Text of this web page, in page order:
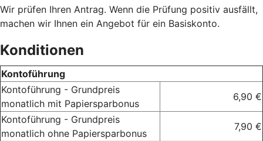
Wir prüfen Ihren Antrag. Wenn die Prüfung positiv ausfällt,
machen wir Ihnen ein Angebot für ein Basiskonto.
Konditionen
Kontoführung
Kontoführung - Grundpreis
monatlich mit Papiersparbonus
6,90 €
Kontoführung - Grundpreis
monatlich ohne Papiersparbonus
7,90 €